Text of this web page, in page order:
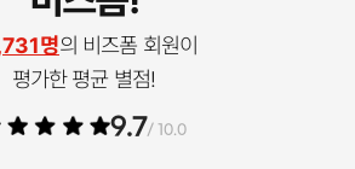
명의 비즈폼 회원이
평가한 평균 별점!
9.7/ 10.0